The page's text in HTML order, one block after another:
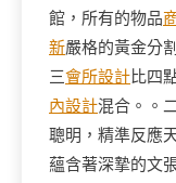
館，所有的物品
新嚴格的黃金分
三會所設計比四
內設計混合。。
聰明，精準反應
蘊含著深摯的文